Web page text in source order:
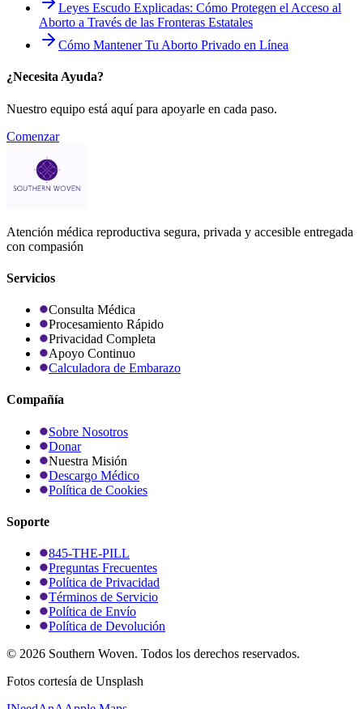
Leyes Escudo Explicadas: Cómo Protegen el Acceso al
Aborto a Través de las Fronteras Estatales
Cómo Mantener Tu Aborto Privado en Línea
¿Necesita Ayuda?
Nuestro equipo está aquí para apoyarle en cada paso.
Comenzar
Atención médica reproductiva segura, privada y accesible entregada
con compasión
Servicios
Consulta Médica
Procesamiento Rápido
Privacidad Completa
Apoyo Continuo
Calculadora de Embarazo
Compañía
Sobre Nosotros
Donar
Nuestra Misión
Descargo Médico
Política de Cookies
Soporte
845-THE-PILL
Preguntas Frecuentes
Política de Privacidad
Términos de Servicio
Política de Envío
Política de Devolución
© 2026 Southern Woven. Todos los derechos reservados.
Fotos cortesía de Unsplash